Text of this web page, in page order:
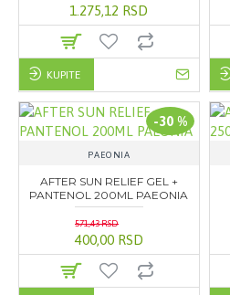
1.275,12 RSD
KUPITE
-30 %
PAEONIA
AFTER SUN RELIEF GEL +
PANTENOL 200ML PAEONIA
400,00 RSD
571,43 RSD